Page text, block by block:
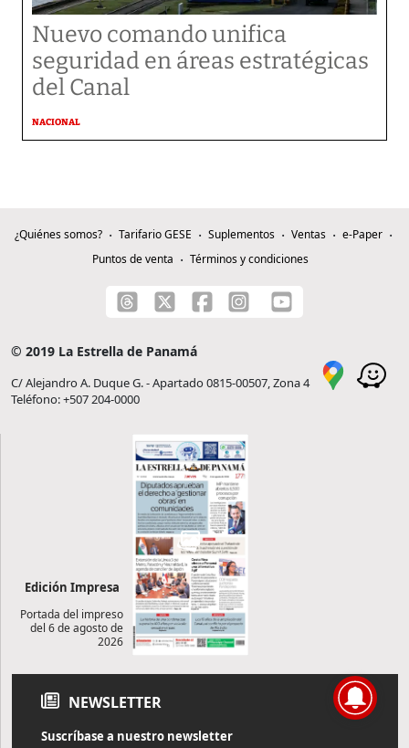
Nuevo comando unifica
seguridad en áreas estratégicas
del Canal
NACIONAL
¿Quiénes somos? Tarifario GESE Suplementos Ventas
e-Paper
Puntos de venta
Términos y condiciones
© 2019 La Estrella de Panamá
C/ Alejandro A. Duque G. - Apartado 0815-00507, Zona 4
Teléfono: +507 204-0000
Edición Impresa
Portada del impreso
del 6 de agosto de
2026
NEWSLETTER
Suscríbase a nuestro newsletter